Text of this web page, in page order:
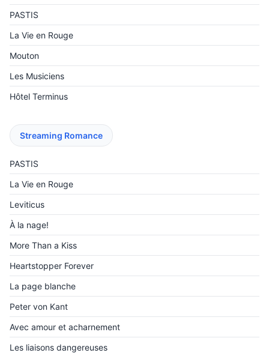
PASTIS
La Vie en Rouge
Mouton
Les Musiciens
Hôtel Terminus
Streaming Romance
PASTIS
La Vie en Rouge
Leviticus
À la nage!
More Than a Kiss
Heartstopper Forever
La page blanche
Peter von Kant
Avec amour et acharnement
Les liaisons dangereuses